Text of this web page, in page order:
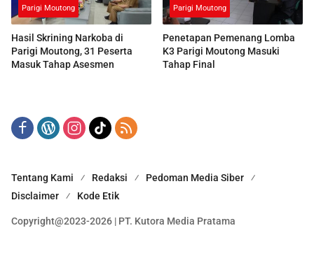
Parigi Moutong
Hasil Skrining Narkoba di
Parigi Moutong, 31 Peserta
Masuk Tahap Asesmen
Parigi Moutong
Penetapan Pemenang Lomba
K3 Parigi Moutong Masuki
Tahap Final
Tentang Kami Redaksi
Pedoman Media Siber
Disclaimer
Kode Etik
Copyright@2023-2026 | PT. Kutora Media Pratama